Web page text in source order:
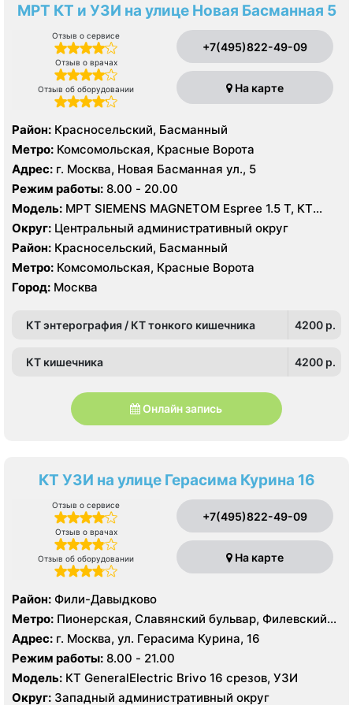
МРТ КТ и УЗИ на улице Новая Басманная 5
Отзыв о сервисе
Отзыв о врачах
Отзыв об оборудовании
+7(495)822-49-09
На карте
Район: Красносельский, Басманный
Метро: Комсомольская, Красные Ворота
Адрес: г. Москва, Новая Басманная ул., 5
Режим работы: 8.00 - 20.00
Модель: МРТ SIEMENS MAGNETOM Espree 1.5 Т, КТ
Toshiba Aquilion PRIME 160 срезов, УЗИ Hitachi-Aloka
Prosound Alpha7, GE LOGIQ S7
Округ: Центральный административный округ
Район: Красносельский, Басманный
Метро: Комсомольская, Красные Ворота
Город: Москва
КТ энтерография / КТ тонкого кишечника 4200 p.
КТ кишечника 4200 p.
Онлайн запись
КТ УЗИ на улице Герасима Курина 16
Отзыв о сервисе
Отзыв о врачах
Отзыв об оборудовании
+7(495)822-49-09
На карте
Район: Фили-Давыдково
Метро: Пионерская, Славянский бульвар, Филевский
парк
Адрес: г. Москва, ул. Герасима Курина, 16
Режим работы: 8.00 - 21.00
Модель: КТ GeneralElectric Brivo 16 срезов, УЗИ
Округ: Западный административный округ